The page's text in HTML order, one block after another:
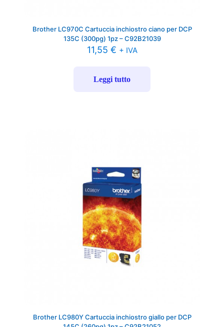
Brother LC970C Cartuccia inchiostro ciano per DCP
135C (300pg) 1pz – C92B21039
11,55 € + IVA
Leggi tutto
Brother LC980Y Cartuccia inchiostro giallo per DCP